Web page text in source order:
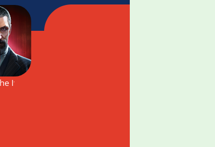
Ivory Cane